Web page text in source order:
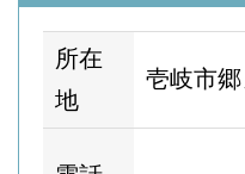
所在
地
壱岐市